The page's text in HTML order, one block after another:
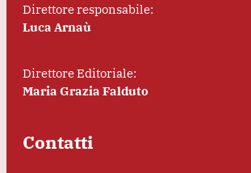
Direttore responsabile:
Luca Arnaù
Direttore Editoriale:
Maria Grazia Falduto
Contatti